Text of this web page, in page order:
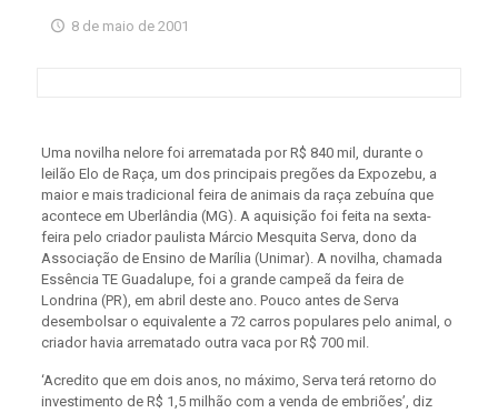
8 de maio de 2001
Uma novilha nelore foi arrematada por R$ 840 mil, durante o
leilão Elo de Raça, um dos principais pregões da Expozebu, a
maior e mais tradicional feira de animais da raça zebuína que
acontece em Uberlândia (MG). A aquisição foi feita na sexta-
feira pelo criador paulista Márcio Mesquita Serva, dono da
Associação de Ensino de Marília (Unimar). A novilha, chamada
Essência TE Guadalupe, foi a grande campeã da feira de
Londrina (PR), em abril deste ano. Pouco antes de Serva
desembolsar o equivalente a 72 carros populares pelo animal, o
criador havia arrematado outra vaca por R$ 700 mil.
‘Acredito que em dois anos, no máximo, Serva terá retorno do
investimento de R$ 1,5 milhão com a venda de embriões’, diz